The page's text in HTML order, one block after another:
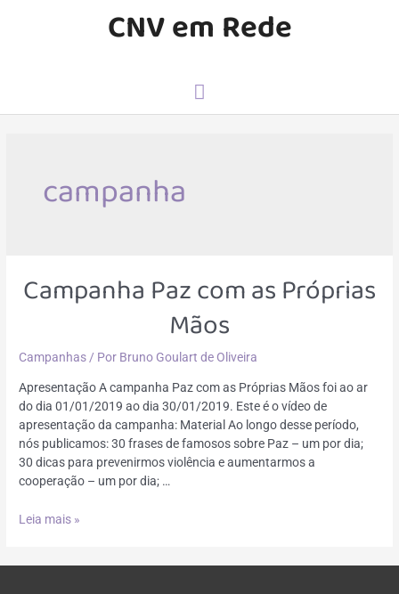
CNV em Rede
campanha
Campanha Paz com as Próprias
Mãos
Campanhas/ Por Bruno Goulart de Oliveira
Apresentação A campanha Paz com as Próprias Mãos foi ao ar
do dia 01/01/2019 ao dia 30/01/2019. Este é o vídeo de
apresentação da campanha: Material Ao longo desse período,
nós publicamos: 30 frases de famosos sobre Paz – um por dia;
30 dicas para prevenirmos violência e aumentarmos a
cooperação – um por dia; …
Leia mais »